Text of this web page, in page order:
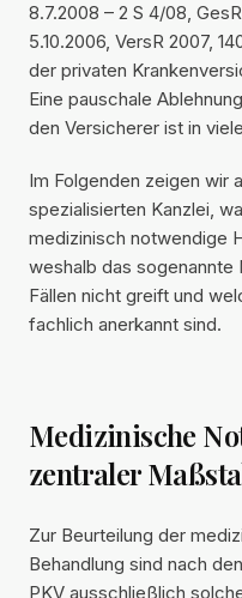
8.7.2008 – 2 S 4/08,
5.10.2006, VersR 2007,
der privaten
Eine pauschale
den Versicherer ist in
Im Folgenden zeigen wir
spezialisierten Kanzlei,
medizinisch notwendige
weshalb das sogenannte
Fällen nicht greift und
fachlich anerkannt sind.
Medizinische
zentraler
Zur Beurteilung der
Behandlung sind nach
PKV ausschließlich